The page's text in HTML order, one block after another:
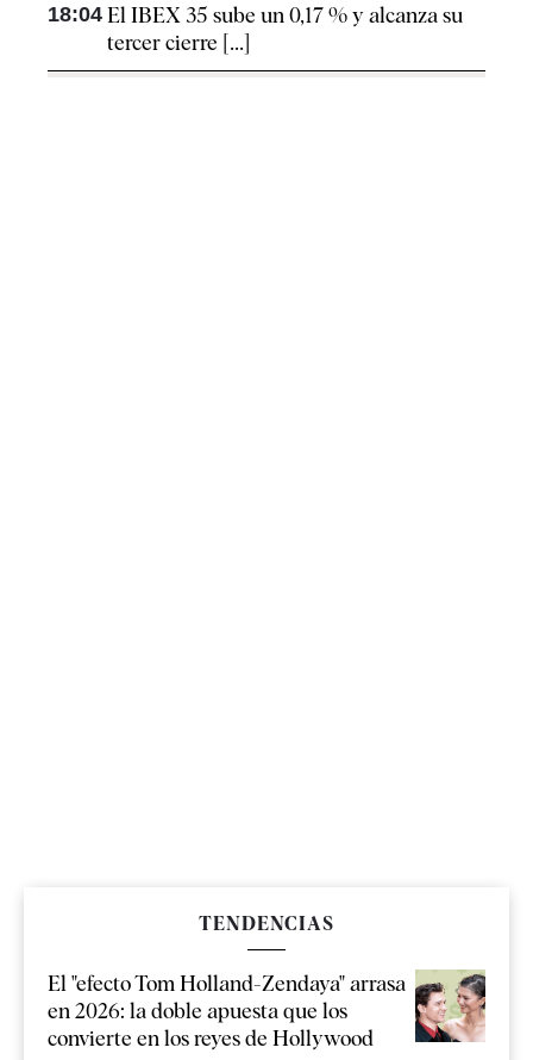
18:04 El IBEX 35 sube un 0,17 % y alcanza su
tercer cierre [...]
TENDENCIAS
El "efecto Tom Holland-Zendaya" arrasa
en 2026: la doble apuesta que los
convierte en los reyes de Hollywood